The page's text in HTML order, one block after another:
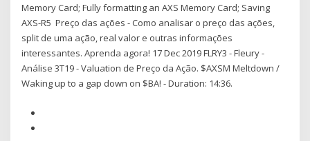
Memory Card; Fully formatting an AXS Memory Card; Saving
AXS-R5 Preço das ações - Como analisar o preço das ações,
split de uma ação, real valor e outras informações
interessantes. Aprenda agora! 17 Dec 2019 FLRY3 - Fleury -
Análise 3T19 - Valuation de Preço da Ação. $AXSM Meltdown /
Waking up to a gap down on $BA! - Duration: 14:36.